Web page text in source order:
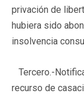
privación de
hubiera sido
insolvencia
Tercero.-
recurso de